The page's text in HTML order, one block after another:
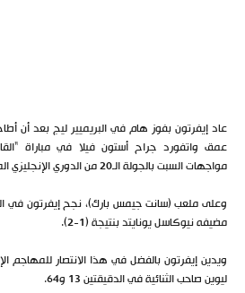
عمق واتفورد جراح أستون فيلا في مباراة
مواجهات السبت بالجولة الـ20 من الدوري الإنجليزي الممتاز لكرة القدم.
وعلى ملعب (سانت جيمس بارك)، نجح إيفرتون في
مضيفه نيوكاسل يونايتد بنتيجة (1-2).
ويدين إيفرتون بالفضل في هذا الانتصار للمهاجم
ليوين صاحب الثنائية في الدقيقتين 13 و64.